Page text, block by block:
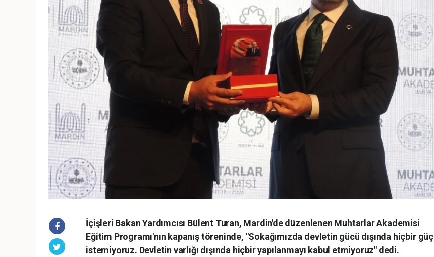
İçişleri Bakan Yardımcısı Bülent Turan, Mardin'de düzenlenen Muhtarlar Akademisi
Eğitim Programı'nın kapanış töreninde, "Sokağımızda devletin gücü dışında hiçbir güç
istemiyoruz. Devletin varlığı dışında hiçbir yapılanmayı kabul etmiyoruz" dedi.